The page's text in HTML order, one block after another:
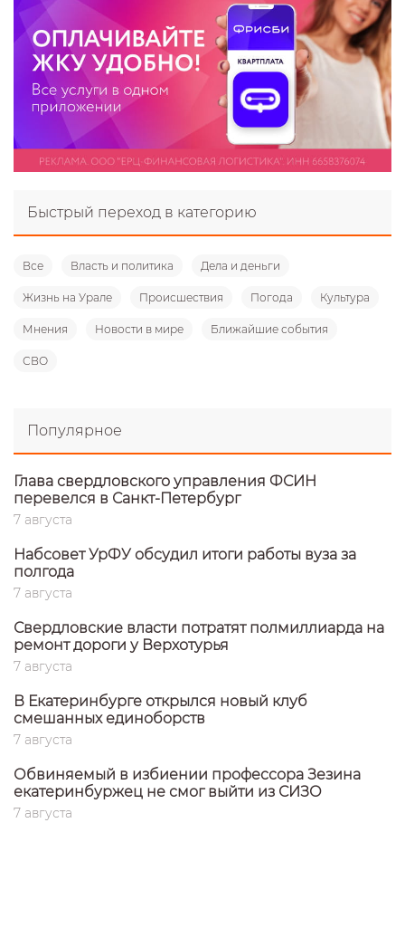
Быстрый переход в категорию
Все Власть и политика Дела и деньги
Жизнь на Урале Происшествия Погода Культура
Мнения Новости в мире Ближайшие события
СВО
Популярное
Глава свердловского управления ФСИН
перевелся в Санкт-Петербург
7 августа
Набсовет УрФУ обсудил итоги работы вуза за
полгода
7 августа
Свердловские власти потратят полмиллиарда на
ремонт дороги у Верхотурья
7 августа
В Екатеринбурге открылся новый клуб
смешанных единоборств
7 августа
Обвиняемый в избиении профессора Зезина
екатеринбуржец не смог выйти из СИЗО
7 августа